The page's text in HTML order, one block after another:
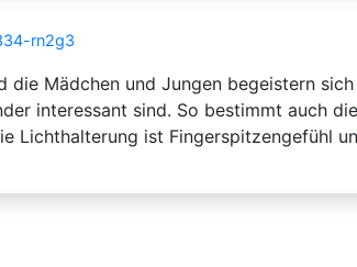
rn2g3
Mädchen und Jungen begeistern
interessant sind. So bestimmt auch
Lichthalterung ist Fingerspitzengefühl